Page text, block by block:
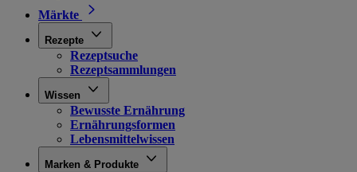
Märkte
Rezepte
Rezeptsuche
Rezeptsammlungen
Wissen
Bewusste Ernährung
Ernährungsformen
Lebensmittelwissen
Marken & Produkte